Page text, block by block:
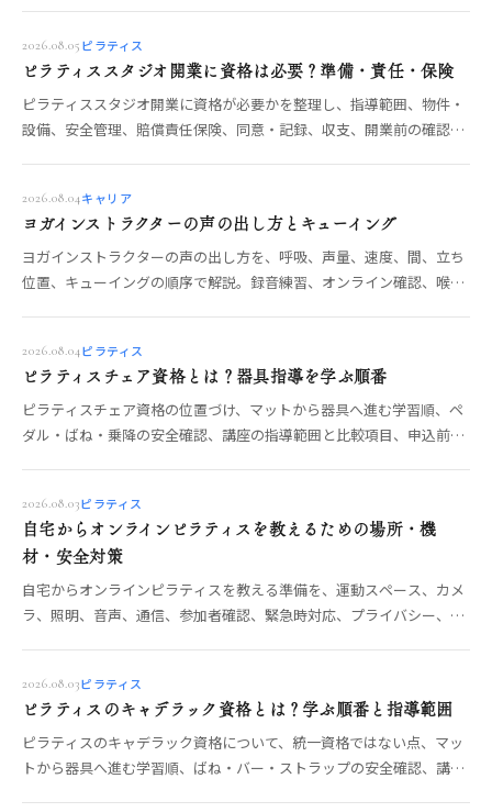
2026.08.05 ピラティス
ピラティススタジオ開業に資格は必要？準備・責任・保険
ピラティススタジオ開業に資格が必要かを整理し、指導範囲、物件・
設備、安全管理、賠償責任保険、同意・記録、収支、開業前の確認項
2026.08.04キャリア
ヨガインストラクターの声の出し方とキューイング
ヨガインストラクターの声の出し方を、呼吸、声量、速度、間、立ち
位置、キューイングの順序で解説。録音練習、オンライン確認、喉の
2026.08.04ピラティス
ピラティスチェア資格とは？器具指導を学ぶ順番
ピラティスチェア資格の位置づけ、マットから器具へ進む学習順、ペ
ダル・ばね・乗降の安全確認、講座の指導範囲と比較項目、申込前の
2026.08.03ピラティス
自宅からオンラインピラティスを教えるための場所・機
材・安全対策
自宅からオンラインピラティスを教える準備を、運動スペース、カメ
ラ、照明、音声、通信、参加者確認、緊急時対応、プライバシー、利
2026.08.03ピラティス
ピラティスのキャデラック資格とは？学ぶ順番と指導範囲
ピラティスのキャデラック資格について、統一資格ではない点、マッ
トから器具へ進む学習順、ばね・バー・ストラップの安全確認、講座